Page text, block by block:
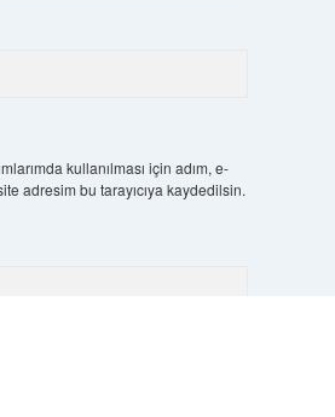
kullanılması için adım, e-
adresim bu tarayıcıya kaydedilsin.